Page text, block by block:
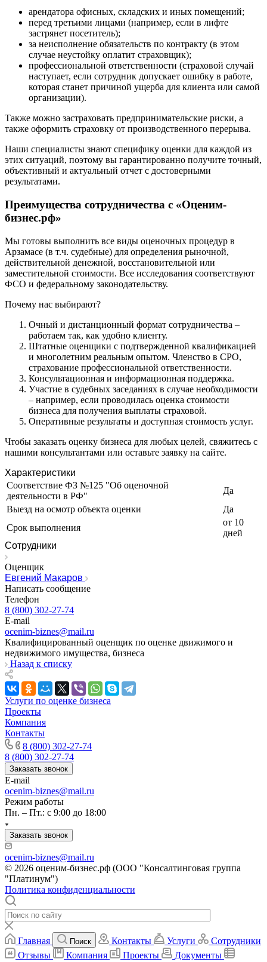
арендатора офисных, складских и иных помещений;
перед третьими лицами (например, если в лифте
застрянет посетитель);
за неисполнение обязательств по контракту (в этом
случае неустойку оплатит страховщик);
профессиональной ответственности (страховой случай
наступает, если сотрудник допускает ошибку в работе,
которая станет причиной ущерба для клиента или самой
организации).
Также можно застраховать предпринимательские риски, а
также оформить страховку от производственного перерыва.
Наши специалисты знают специфику оценки для каждой из
этих ситуаций, поэтому вы гарантированно получите точный,
объективный и актуальный отчет с достоверными
результатами.
Преимущества сотрудничества с «Оценим-
бизнес.рф»
Мы готовы выполнить все виды оценочных процедур в
Арзамасе (в т.ч. судебные) для определения рыночной,
действительной денежной, восстановительной или
заместительной стоимости. Все исследования соответствуют
ФСО и федеральному законодательству.
Почему нас выбирают?
Очный и дистанционный формат сотрудничества –
работаем так, как удобно клиенту.
Штатные оценщики с подтвержденной квалификацией
и многолетним реальным опытом. Членство в СРО,
страхование профессиональной ответственности.
Консультационная и информационная поддержка.
Участие в судебных заседаниях в случае необходимости
– например, если проводилась оценка стоимости
бизнеса для получения выплаты страховой.
Оперативные результаты и доступная стоимость услуг.
Чтобы заказать оценку бизнеса для любых целей, свяжитесь с
нашими консультантами или оставьте заявку на сайте.
Характеристики
Соответствие ФЗ №125 "Об оценочной
деятельности в РФ"
Да
Выезд на осмотр объекта оценки
Да
Срок выполнения
от 10
дней
Сотрудники
Оценщик
Евгений Макаров
Написать сообщение
Телефон
8 (800) 302-27-74
E-mail
ocenim-biznes@mail.ru
Квалифицированный оценщик по оценке движимого и
недвижимого имущества, бизнеса
Назад к списку
Услуги по оценке бизнеса
Проекты
Компания
Контакты
8 (800) 302-27-74
8 (800) 302-27-74
Заказать звонок
E-mail
ocenim-biznes@mail.ru
Режим работы
Пн. – Пт.: с 9:00 до 18:00
Заказать звонок
ocenim-biznes@mail.ru
© 2026 оценим-бизнес.рф (ООО "Консалтинговая группа
"Платинум")
Политика конфиденциальности
Главная Поиск Контакты Услуги
Сотрудники
Отзывы
Компания Проекты
Документы
Дубна
Дюртюли
Евпатория
Егорьевск
Екатеринбург
Елизово
Енисейск
Ермолино
Ессентуки
Железногорск
Железногорск-Илимский
Жуковский
Заводоуковск
Заполярный
Зарайск
Заречный
Заринск
Зеленоград
Зеленодольск
Златоуст
Иваново
Ивантеевка
Ижевск
Изобильный
Ипатово
Истра
Ишим
Ишимбай
Йошкар-Ола
Казань
Калининград
Калуга
Камбарка
Каменка
Каменск-Уральский
Каменск-Шахтинский
Камень-на-Оби
Камышин
Камышлов
Канаш
Кандалакша
Канск
Карачев
Карпинск
Касли
Каспийск
Кашира
Кемерово
Керчь
Кизляр
Кингисепп
Кинель
Кинешма
Киржач
Кириши
Киров
Кировск
Кисловодск
Клин
Клинцы